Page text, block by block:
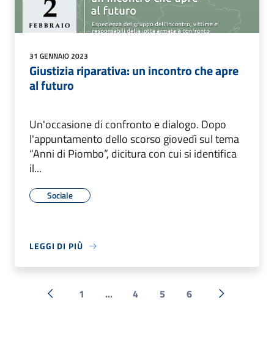
31 GENNAIO 2023
Giustizia riparativa: un incontro che apre
al futuro
Un'occasione di confronto e dialogo. Dopo
l'appuntamento dello scorso giovedì sul tema
“Anni di Piombo”, dicitura con cui si identifica
il...
Sociale
LEGGI DI PIÙ
« Precedente
1 ... 4 5 6 Successiva